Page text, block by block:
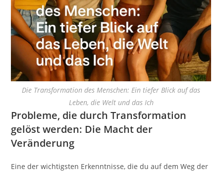
Die Transformation des Menschen: Ein tiefer Blick auf das
Leben, die Welt und das Ich
Probleme, die durch Transformation
gelöst werden: Die Macht der
Veränderung
Eine der wichtigsten Erkenntnisse, die du auf dem Weg der